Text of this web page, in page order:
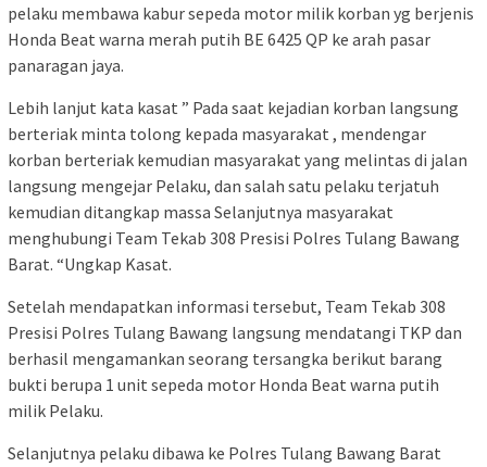
pelaku membawa kabur sepeda motor milik korban yg berjenis
Honda Beat warna merah putih BE 6425 QP ke arah pasar
panaragan jaya.
Lebih lanjut kata kasat ” Pada saat kejadian korban langsung
berteriak minta tolong kepada masyarakat , mendengar
korban berteriak kemudian masyarakat yang melintas di jalan
langsung mengejar Pelaku, dan salah satu pelaku terjatuh
kemudian ditangkap massa Selanjutnya masyarakat
menghubungi Team Tekab 308 Presisi Polres Tulang Bawang
Barat. “Ungkap Kasat.
Setelah mendapatkan informasi tersebut, Team Tekab 308
Presisi Polres Tulang Bawang langsung mendatangi TKP dan
berhasil mengamankan seorang tersangka berikut barang
bukti berupa 1 unit sepeda motor Honda Beat warna putih
milik Pelaku.
Selanjutnya pelaku dibawa ke Polres Tulang Bawang Barat